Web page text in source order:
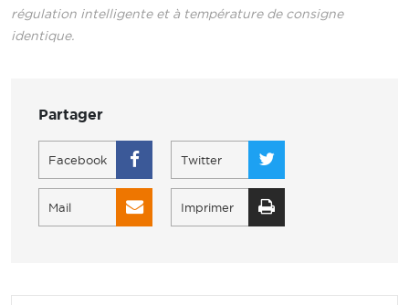
régulation intelligente et à température de consigne
identique.
Partager
Facebook Twitter
Mail Imprimer